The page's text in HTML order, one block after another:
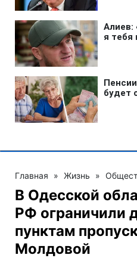
Главная » Жизнь »
В Одесской
РФ ограничили
пунктам
Молдовой